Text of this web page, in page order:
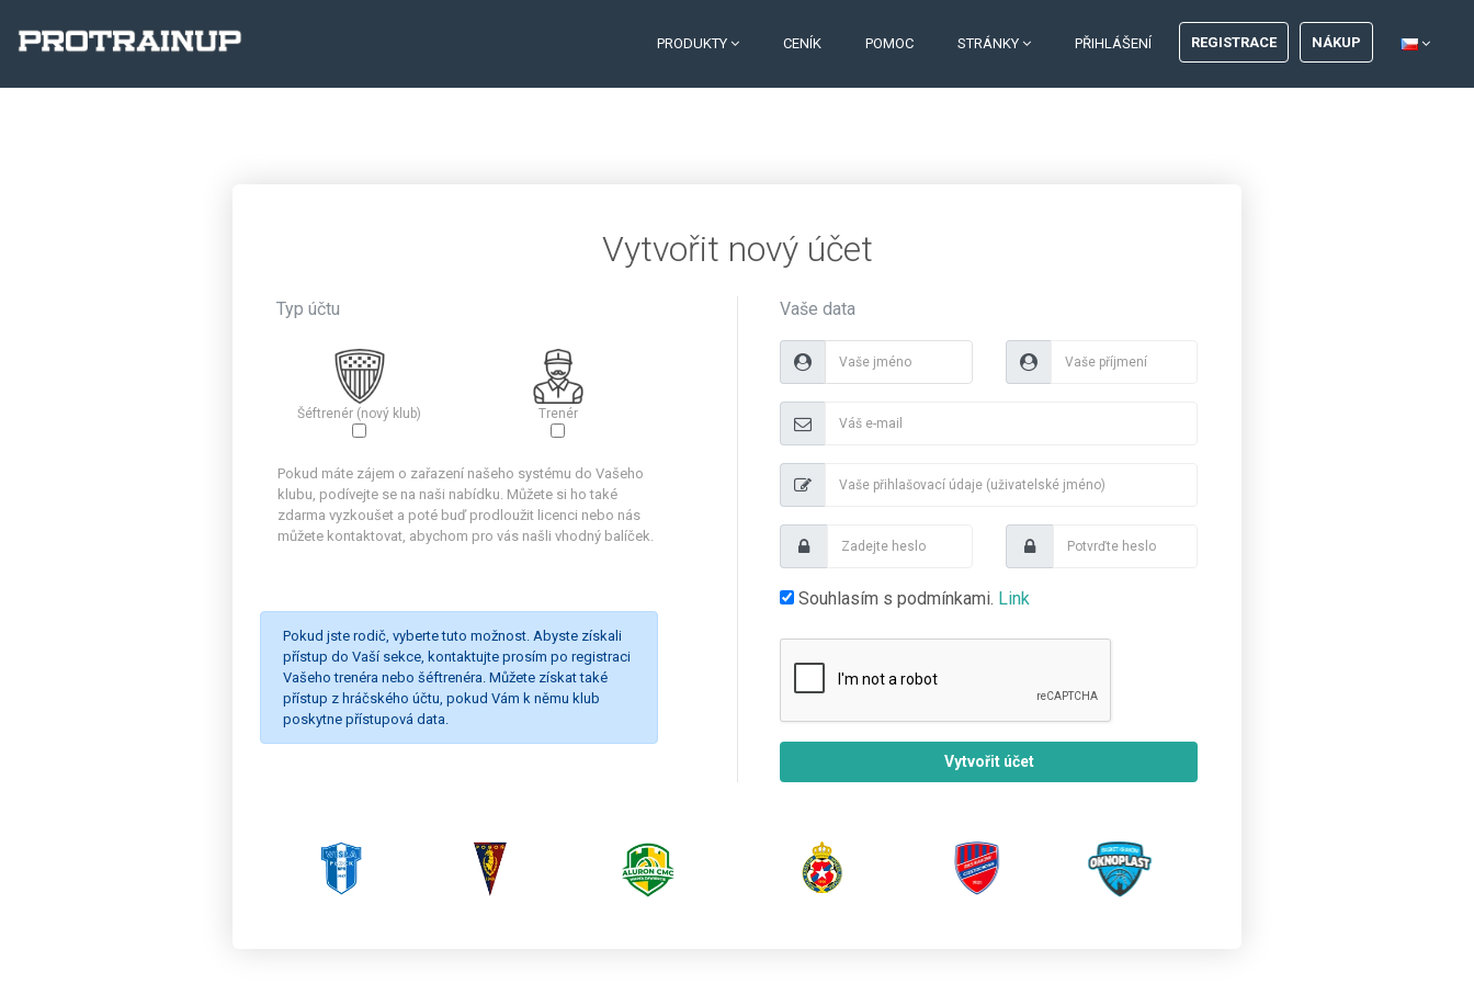
PRODUKTY CENÍK POMOC STRÁNKY PŘIHLÁŠENÍ REGISTRACE NÁKUP
Vytvořit nový účet
Typ účtu
Šéftrenér (nový klub) Trenér
Pokud máte zájem o zařazení našeho systému do Vašeho
klubu, podívejte se na naši nabídku. Můžete si ho také
zdarma vyzkoušet a poté buď prodloužit licenci nebo nás
můžete kontaktovat, abychom pro vás našli vhodný balíček.
Pokud jste rodič, vyberte tuto možnost. Abyste získali
přístup do Vaší sekce, kontaktujte prosím po registraci
Vašeho trenéra nebo šéftrenéra. Můžete získat také
přístup z hráčského účtu, pokud Vám k němu klub
poskytne přístupová data.
Vaše data
Souhlasím s podmínkami. Link
Vytvořit účet